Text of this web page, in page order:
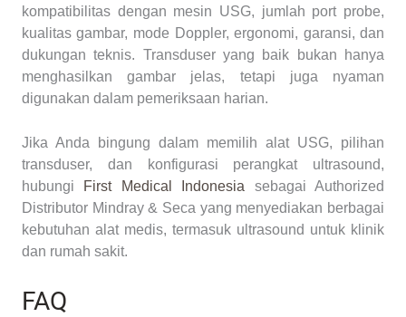
kompatibilitas dengan mesin USG, jumlah port probe,
kualitas gambar, mode Doppler, ergonomi, garansi, dan
dukungan teknis. Transduser yang baik bukan hanya
menghasilkan gambar jelas, tetapi juga nyaman
digunakan dalam pemeriksaan harian.
Jika Anda bingung dalam memilih alat USG, pilihan
transduser, dan konfigurasi perangkat ultrasound,
hubungi First Medical Indonesia sebagai Authorized
Distributor Mindray & Seca yang menyediakan berbagai
kebutuhan alat medis, termasuk ultrasound untuk klinik
dan rumah sakit.
FAQ